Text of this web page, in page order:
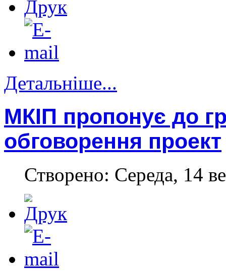
Детальніше...
МКІП пропонує до
обговорення проект
Створено: Середа, 14